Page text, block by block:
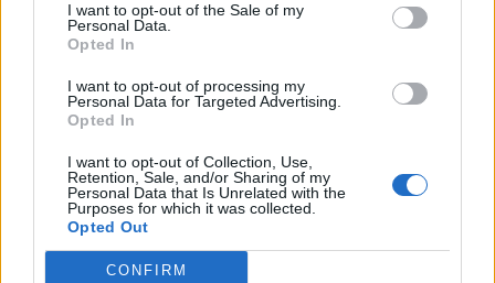
I want to opt-out of the Sale of my
Personal Data.
Opted In
I want to opt-out of processing my
Personal Data for Targeted Advertising.
Opted In
I want to opt-out of Collection, Use,
Retention, Sale, and/or Sharing of my
Personal Data that Is Unrelated with the
Purposes for which it was collected.
Opted Out
CONFIRM
A C
O
As geológicas são divisões da história da Terra :
R A
S
Filha de uma relação anterior do atual cônjuge :
N T E A D
A
Ator, irmão de Selton Mello